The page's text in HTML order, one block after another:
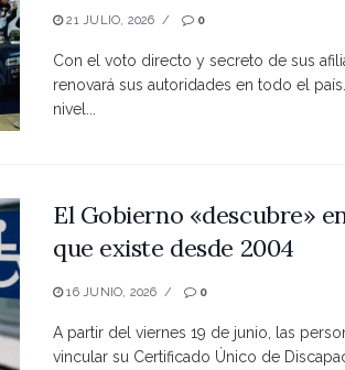
21 JULIO, 2026 0
Con el voto directo y secreto de sus
renovará sus autoridades en todo el
nivel...
El Gobierno «descubre»
que existe desde 2004
16 JUNIO, 2026 0
A partir del viernes 19 de junio, las
vincular su Certificado Único de